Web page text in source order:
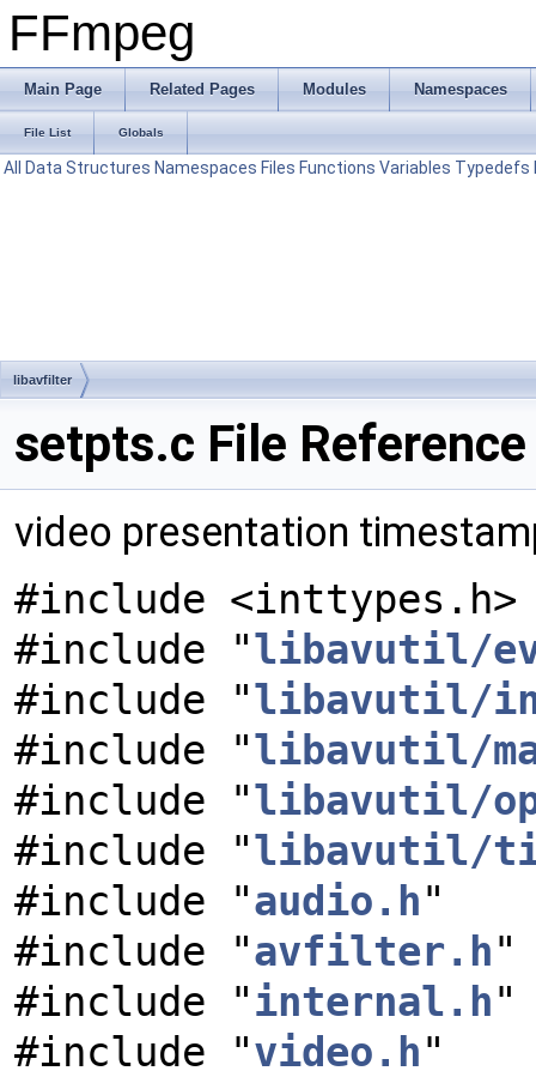
FFmpeg
Main Page Related Pages Modules Namespaces
File List Globals
All Data Structures Namespaces Files Functions Variables Typedefs
libavfilter
setpts.c File Reference
video presentation
#include <inttypes.h>
#include "libavutil/
#include "libavutil/
#include "libavutil/
#include "libavutil/
#include "libavutil/
#include "audio.h"
#include "avfilter.h"
#include "internal.h"
#include "video.h"